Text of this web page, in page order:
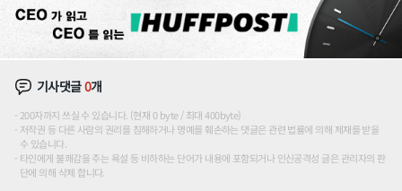
기사댓글0개
200자까지 쓰실 수 있습니다. (현재 0 byte / 최대 400byte)
저작권 등 다른 사람의 권리를 침해하거나 명예를 훼손하는 댓글은 관련 법률에 의해 제재를 받을
수 있습니다.
타인에게 불쾌감을 주는 욕설 등 비하하는 단어가 내용에 포함되거나 인신공격성 글은 관리자의 판
단에 의해 삭제 합니다.